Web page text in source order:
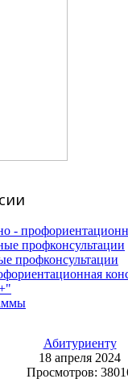
-
профконсультации
профконсультации
Абитуриенту
18 апреля 2024
Просмотров: